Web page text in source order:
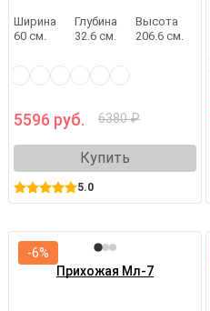
Ширина
60 см.
Глубина
32.6 см.
Высота
206.6 см.
5596 руб. 6380 ₽
Купить
5.0
Прихожая Мл-7
-6%